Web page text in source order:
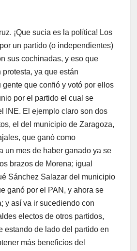
¡Que sucia es la política! Los
un partido (o independientes)
sus cochinadas, y eso que
ya que están
gente que confió y votó por ellos
por el partido el cual se
INE. El ejemplo claro son dos
el del municipio de Zaragoza,
que ganó como
un mes de haber ganado ya se
brazos de Morena; igual
Sánchez Salazar del municipio
ganó por el PAN, y ahora se
y así va ir sucediendo con
electos de otros partidos,
estando de lado del partido en
más beneficios del